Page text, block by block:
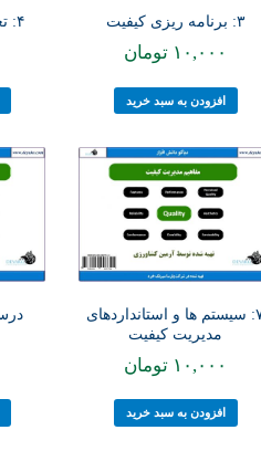
۳: برنامه ریزی کیفیت
۱۰,۰۰۰ تومان
افزودن به سبد خرید
۴: تعریف تضمین کیفیت
۷: سیستم ها و استانداردهای
مدیریت کیفیت
۱۰,۰۰۰ تومان
افزودن به سبد خرید